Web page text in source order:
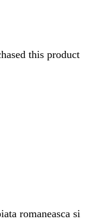
this product
romaneasca si